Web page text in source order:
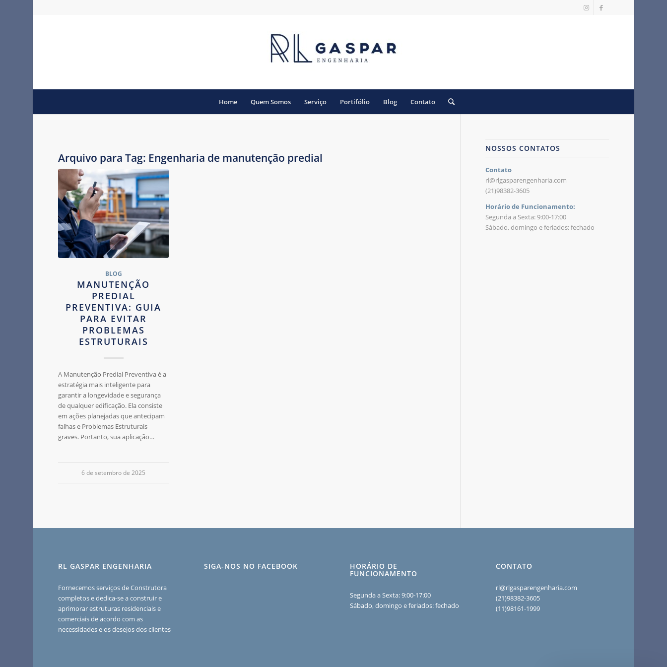
Home Quem Somos Serviço Portifólio Blog Contato
Arquivo para Tag: Engenharia de manutenção predial
BLOG
MANUTENÇÃO
PREDIAL
PREVENTIVA: GUIA
PARA EVITAR
PROBLEMAS
ESTRUTURAIS
A Manutenção Predial Preventiva é a
estratégia mais inteligente para
garantir a longevidade e segurança
de qualquer edificação. Ela consiste
em ações planejadas que antecipam
falhas e Problemas Estruturais
graves. Portanto, sua aplicação…
6 de setembro de 2025
NOSSOS CONTATOS
Contato
rl@rlgasparengenharia.com
(21)98382-3605
Horário de Funcionamento:
Segunda a Sexta: 9:00-17:00
Sábado, domingo e feriados: fechado
RL GASPAR ENGENHARIA
Fornecemos serviços de Construtora
completos e dedica-se a construir e
aprimorar estruturas residenciais e
comerciais de acordo com as
necessidades e os desejos dos clientes
SIGA-NOS NO FACEBOOK HORÁRIO DE
FUNCIONAMENTO
Segunda a Sexta: 9:00-17:00
Sábado, domingo e feriados: fechado
CONTATO
rl@rlgasparengenharia.com
(21)98382-3605
(11)98161-1999